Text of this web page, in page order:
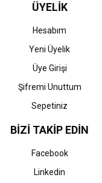
ÜYELİK
Hesabım
Yeni Üyelik
Üye Girişi
Şifremi Unuttum
Sepetiniz
BİZİ TAKİP EDİN
Facebook
Linkedin